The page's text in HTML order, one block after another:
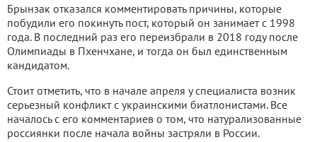
Брынзак отказался комментировать причины, которые
побудили его покинуть пост, который он занимает с 1998
года. В последний раз его переизбрали в 2018 году после
Олимпиады в Пхенчхане, и тогда он был единственным
кандидатом.
Стоит отметить, что в начале апреля у специалиста возник
серьезный конфликт с украинскими биатлонистами. Все
началось с его комментариев о том, что натурализованные
россиянки после начала войны застряли в России.